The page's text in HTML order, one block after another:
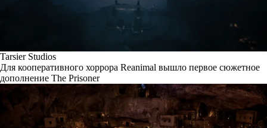
Tarsier Studios
Для кооперативного хоррора Reanimal вышло первое сюжетное
дополнение The Prisoner